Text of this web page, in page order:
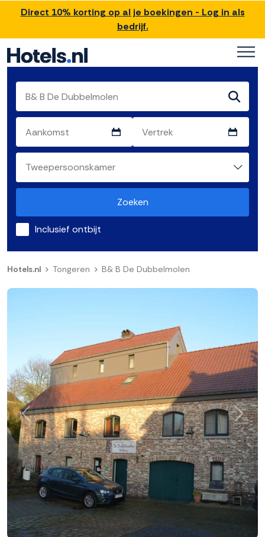
Direct 10% korting op al je boekingen - Log in als
bedrijf.
Zoeken
Inclusief ontbijt
Hotels.nl Tongeren B& B De Dubbelmolen